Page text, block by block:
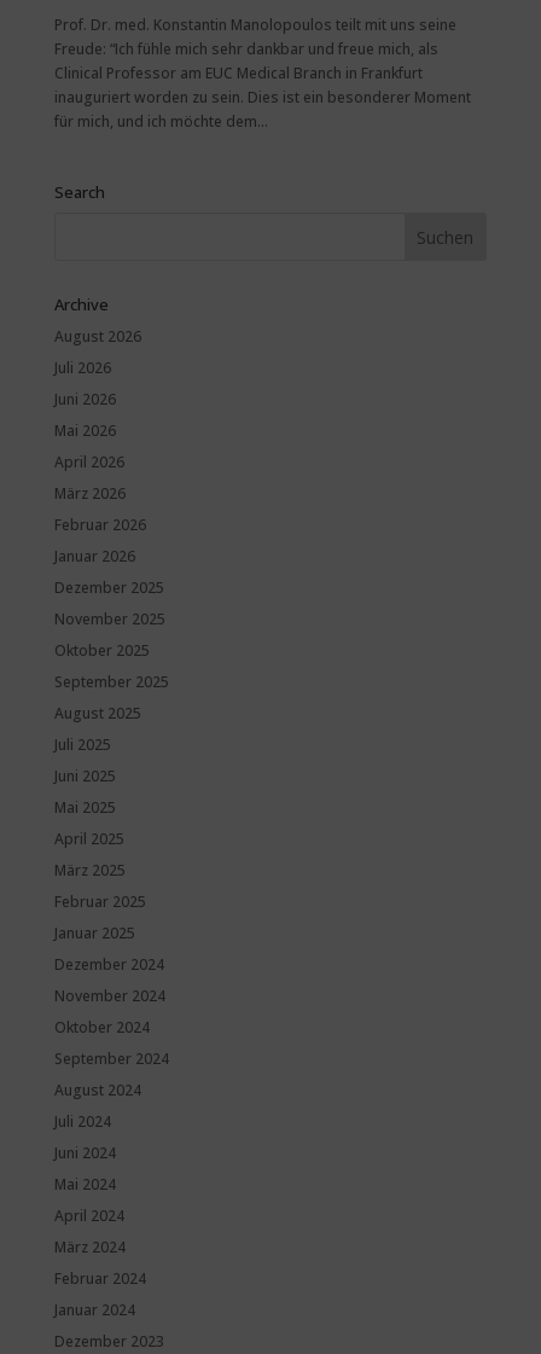
Prof. Dr. med. Konstantin Manolopoulos teilt mit uns seine
Freude: “Ich fühle mich sehr dankbar und freue mich, als
Clinical Professor am EUC Medical Branch in Frankfurt
inauguriert worden zu sein. Dies ist ein besonderer Moment
für mich, und ich möchte dem...
Search
Archive
August 2026
Juli 2026
Juni 2026
Mai 2026
April 2026
März 2026
Februar 2026
Januar 2026
Dezember 2025
November 2025
Oktober 2025
September 2025
August 2025
Juli 2025
Juni 2025
Mai 2025
April 2025
März 2025
Februar 2025
Januar 2025
Dezember 2024
November 2024
Oktober 2024
September 2024
August 2024
Juli 2024
Juni 2024
Mai 2024
April 2024
März 2024
Februar 2024
Januar 2024
Dezember 2023